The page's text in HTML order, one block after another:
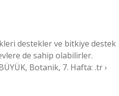
destekler ve bitkiye destek
de sahip olabilirler.
Botanik, 7. Hafta: .tr ›